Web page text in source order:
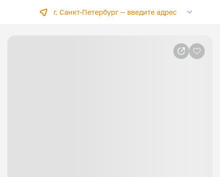
г. Санкт-Петербург —введите адрес